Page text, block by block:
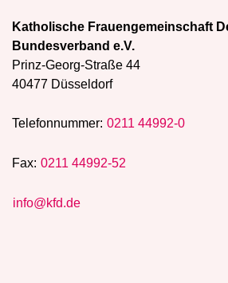
Katholische Frauengemeinschaft
Bundesverband e.V.
Prinz-Georg-Straße 44
40477 Düsseldorf
Telefonnummer: 0211 44992-0
Fax: 0211 44992-52
info@kfd.de